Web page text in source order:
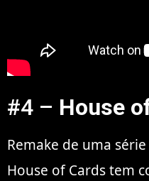
#4 – House
Remake de uma
House of Cards tem